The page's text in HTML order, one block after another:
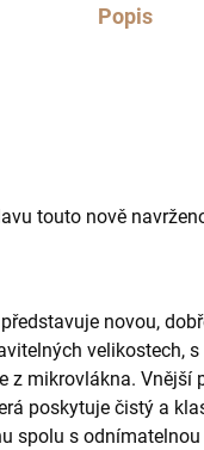
Popis
touto nově
novou,
velikostech,
z mikrovlákna. Vnější
poskytuje čistý a
spolu s